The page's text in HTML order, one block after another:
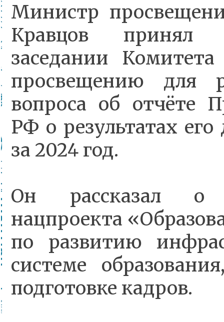
Министр
Кравцов принял
заседании
просвещению для
вопроса об отчёте
РФ о результатах его
за 2024 год.
Он рассказал о
нацпроекта
по развитию
системе
подготовке кадров.